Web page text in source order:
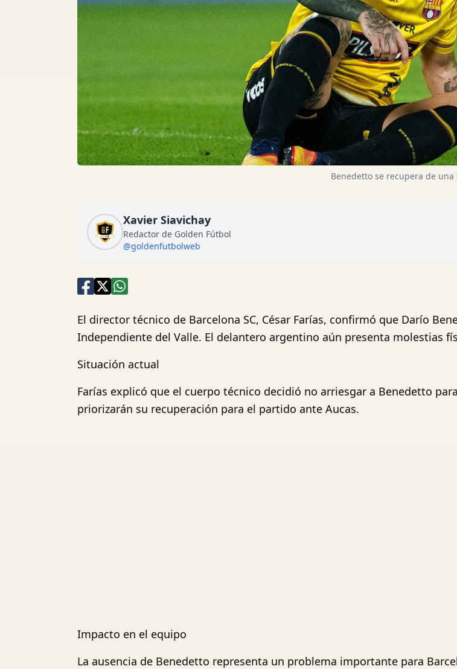
Benedetto se recupera de una
Xavier Siavichay
Redactor de Golden Fútbol
@goldenfutbolweb
El director técnico de Barcelona SC, César Farías, confirmó que Darío
Independiente del Valle. El delantero argentino aún presenta molestias
Situación actual
Farías explicó que el cuerpo técnico decidió no arriesgar a Benedetto
priorizarán su recuperación para el partido ante Aucas.
Impacto en el equipo
La ausencia de Benedetto representa un problema importante para